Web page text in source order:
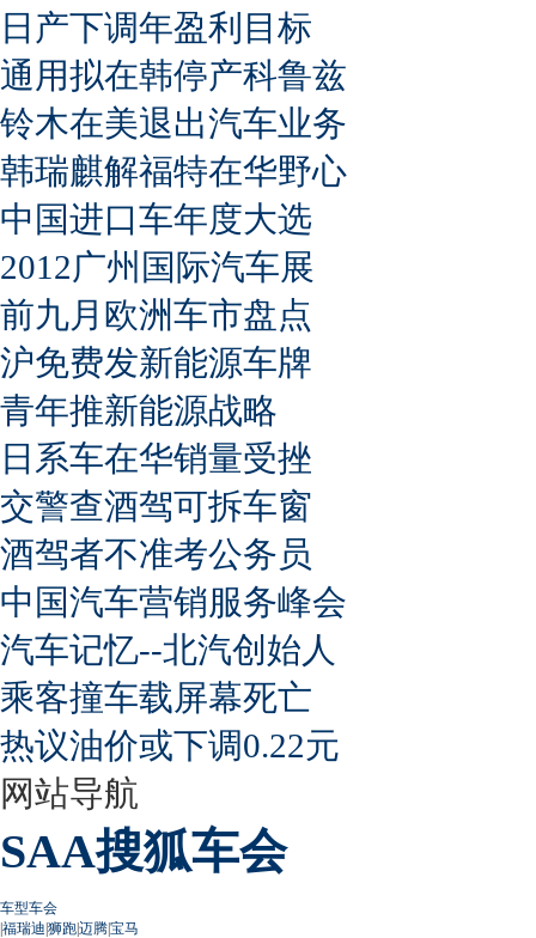
日产下调年盈利目标
通用拟在韩停产科鲁兹
铃木在美退出汽车业务
韩瑞麒解福特在华野心
中国进口车年度大选
2012广州国际汽车展
前九月欧洲车市盘点
沪免费发新能源车牌
青年推新能源战略
日系车在华销量受挫
交警查酒驾可拆车窗
酒驾者不准考公务员
中国汽车营销服务峰会
汽车记忆--北汽创始人
乘客撞车载屏幕死亡
热议油价或下调0.22元
网站导航
SAA搜狐车会
车型车会
|福瑞迪|狮跑|迈腾|宝马